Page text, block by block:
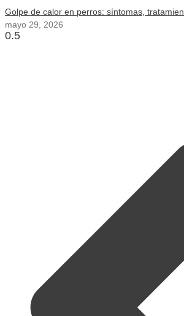
Golpe de calor en perros: síntomas,
mayo 29, 2026